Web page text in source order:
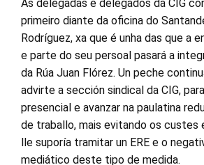
As delegadas e delegados da CIG
primeiro diante da oficina do
Rodríguez, xa que é unha das que a
e parte do seu persoal pasará a
da Rúa Juan Flórez. Un peche
advirte a sección sindical da CIG,
presencial e avanzar na paulatina
de traballo, mais evitando os custes
lle suporía tramitar un ERE e o
mediático deste tipo de medida.